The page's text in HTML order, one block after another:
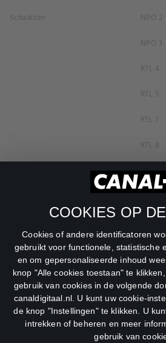
COOKIES OP
Cookies of andere identificatoren
gebruikt voor functionele, statistische
en om gepersonaliseerde inhoud
knop "Alle cookies toestaan" te
gebruik van cookies in de volgende
canaldigitaal.nl. U kunt uw cookie-
de knop "Instellingen" te klikken. U
intrekken of beheren en meer
gebruik van
Schaatsen
NPO 2
NPO 3
RTL 4
RTL 5
RTL 7
RTL 8
RTL Z
SBS6